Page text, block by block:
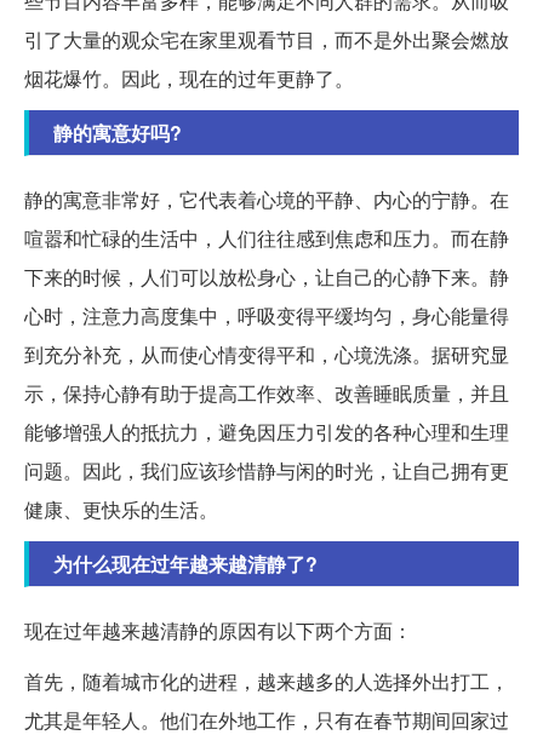
引了大量的观众宅在家里观看节目，而不是外出聚会燃放
烟花爆竹。因此，现在的过年更静了。
静的寓意好吗?
静的寓意非常好，它代表着心境的平静、内心的宁静。在
喧嚣和忙碌的生活中，人们往往感到焦虑和压力。而在静
下来的时候，人们可以放松身心，让自己的心静下来。静
心时，注意力高度集中，呼吸变得平缓均匀，身心能量得
到充分补充，从而使心情变得平和，心境洗涤。据研究显
示，保持心静有助于提高工作效率、改善睡眠质量，并且
能够增强人的抵抗力，避免因压力引发的各种心理和生理
问题。因此，我们应该珍惜静与闲的时光，让自己拥有更
健康、更快乐的生活。
为什么现在过年越来越清静了?
现在过年越来越清静的原因有以下两个方面：
首先，随着城市化的进程，越来越多的人选择外出打工，
尤其是年轻人。他们在外地工作，只有在春节期间回家过